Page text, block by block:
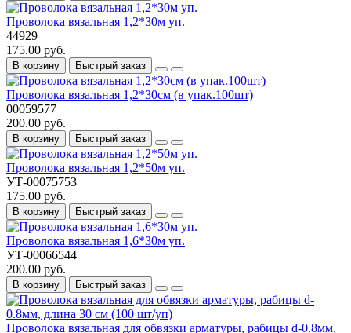
Проволока вязальная 1,2*30м уп.
44929
175.00 руб.
В корзину Быстрый заказ
Проволока вязальная 1,2*30см (в упак.100шт)
00059577
200.00 руб.
В корзину Быстрый заказ
Проволока вязальная 1,2*50м уп.
УТ-00075753
175.00 руб.
В корзину Быстрый заказ
Проволока вязальная 1,6*30м уп.
УТ-00066544
200.00 руб.
В корзину Быстрый заказ
Проволока вязальная для обвязки арматуры, рабицы d-0.8мм,